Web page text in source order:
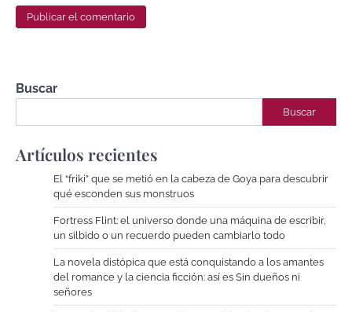
Buscar
Buscar
Artículos recientes
El “friki” que se metió en la cabeza de Goya para descubrir
qué esconden sus monstruos
Fortress Flint: el universo donde una máquina de escribir,
un silbido o un recuerdo pueden cambiarlo todo
La novela distópica que está conquistando a los amantes
del romance y la ciencia ficción: así es Sin dueños ni
señores